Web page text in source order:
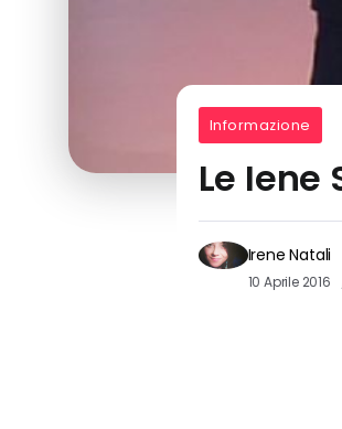
Informazione
Le Iene
Irene Natali
10 Aprile 2016